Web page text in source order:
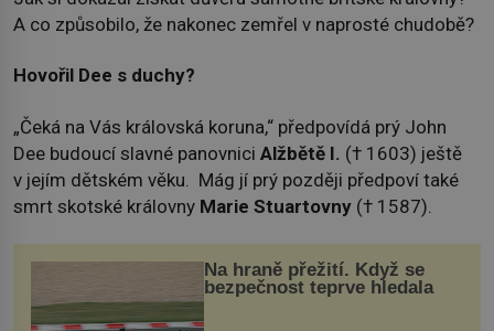
A co způsobilo, že nakonec zemřel v naprosté chudobě?
Hovořil Dee s duchy?
„Čeká na Vás královská koruna,“ předpovídá prý John
Dee budoucí slavné panovnici Alžbětě I. († 1603) ještě
v jejím dětském věku. Mág jí prý později předpoví také
smrt skotské královny Marie Stuartovny († 1587).
Na hraně přežití. Když se
bezpečnost teprve hledala